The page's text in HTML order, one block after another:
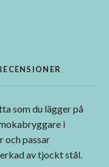
som du lägger på
i
och passar
av tjockt stål.